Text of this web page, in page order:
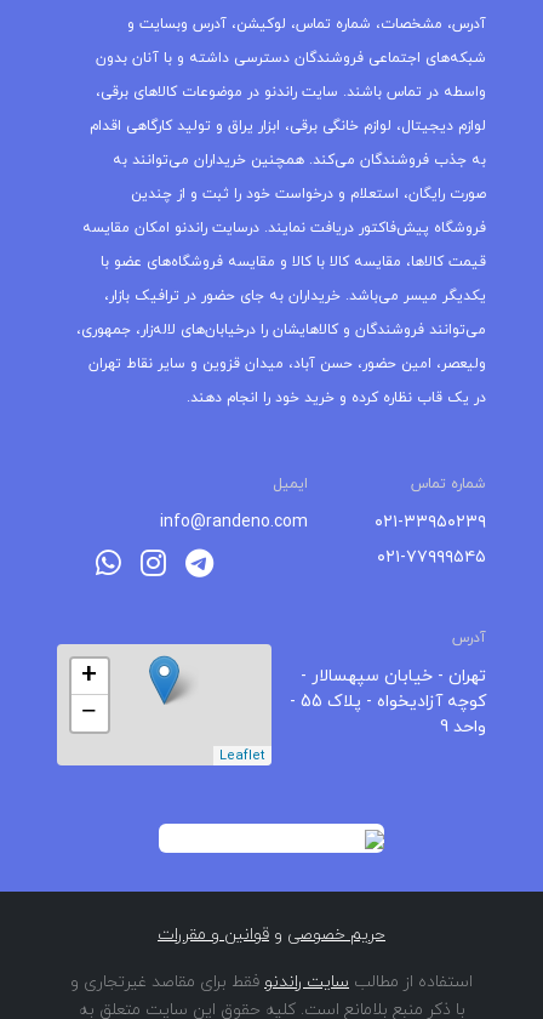
آدرس، مشخصات، شماره تماس، لوکیشن، آدرس وبسایت و
شبکه‌های اجتماعی فروشندگان دسترسی داشته و با آنان بدون
واسطه در تماس باشند. سایت راندنو در موضوعات کالاهای برقی،
لوازم دیجیتال، لوازم خانگی برقی، ابزار یراق و تولید کارگاهی اقدام
به جذب فروشندگان می‌کند. همچنین خریداران می‌توانند به
صورت رایگان، استعلام و درخواست خود را ثبت و از چندین
فروشگاه پیش‌فاکتور دریافت نمایند. درسایت راندنو امکان مقایسه
قیمت کالاها، مقایسه کالا با کالا و مقایسه فروشگاه‌های عضو با
یکدیگر میسر می‌باشد. خریداران به جای حضور در ترافیک بازار،
می‌توانند فروشندگان و کالاهایشان را درخیابان‌های لاله‌زار، جمهوری،
ولیعصر، امین حضور، حسن آباد، میدان قزوین و سایر نقاط تهران
در یک قاب نظاره کرده و خرید خود را انجام دهند.
شماره تماس ایمیل
۰۲۱-۳۳۹۵۰۲۳۹
۰۲۱-۷۷۹۹۹۵۴۵
info@randeno.com
آدرس
تهران - خیابان سپهسالار -
کوچه آزادیخواه - پلاک 55 -
واحد 9
+
−
Leaflet
حریم خصوصی و قوانین و مقررات
استفاده از مطالب سایت راندنو فقط برای مقاصد غیرتجاری و
با ذکر منبع بلامانع است. کلیه حقوق این سایت متعلق به